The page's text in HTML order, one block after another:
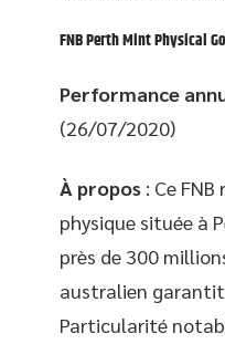
FNB Perth Mint Physical
Performance
(26/07/2020)
À propos : Ce
physique située à
près de 300
australien garantit
Particularité